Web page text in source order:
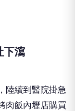
下瀉
陸續到醫院掛急
肉飯內壢店購買